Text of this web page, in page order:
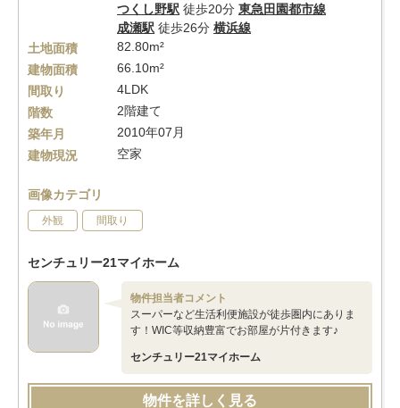
つくし野駅 徒歩20分 東急田園都市線
成瀬駅 徒歩26分 横浜線
土地面積
82.80m²
建物面積
66.10m²
間取り
4LDK
階数
2階建て
築年月
2010年07月
建物現況
空家
画像カテゴリ
外観 間取り
センチュリー21マイホーム
物件担当者コメント
スーパーなど生活利便施設が徒歩圏内にありま
す！WIC等収納豊富でお部屋が片付きます♪
センチュリー21マイホーム
物件を詳しく見る